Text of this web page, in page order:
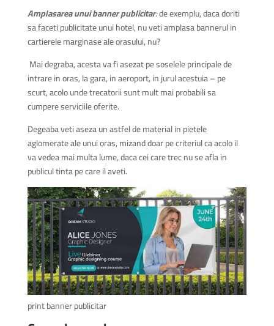
Amplasarea unui banner publicitar:de exemplu, daca doriti
sa faceti publicitate unui hotel, nu veti amplasa bannerul in
cartierele marginase ale orasului, nu?
Mai degraba, acesta va fi asezat pe soselele principale de
intrare in oras, la gara, in aeroport, in jurul acestuia – pe
scurt, acolo unde trecatorii sunt mult mai probabili sa
cumpere serviciile oferite.
Degeaba veti aseza un astfel de material in pietele
aglomerate ale unui oras, mizand doar pe criteriul ca acolo il
va vedea mai multa lume, daca cei care trec nu se afla in
publicul tinta pe care il aveti.
print banner publicitar